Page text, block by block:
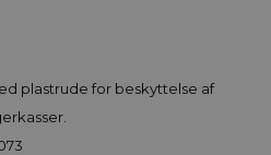
plastrude for beskyttelse af